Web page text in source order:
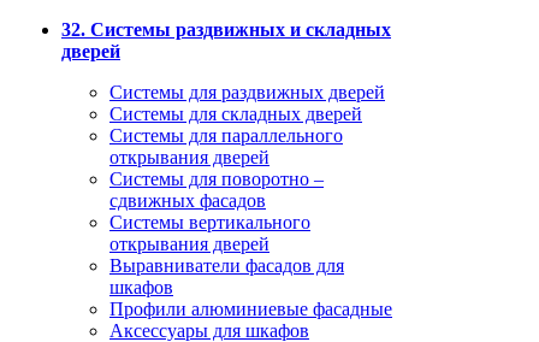
32. Системы раздвижных и складных
дверей
Системы для раздвижных дверей
Системы для складных дверей
Системы для параллельного
открывания дверей
Системы для поворотно –
сдвижных фасадов
Системы вертикального
открывания дверей
Выравниватели фасадов для
шкафов
Профили алюминиевые фасадные
Аксессуары для шкафов